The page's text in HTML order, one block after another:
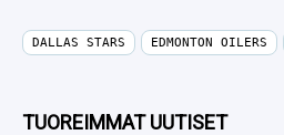
DALLAS STARS EDMONTON OILERS
TUOREIMMAT UUTISET